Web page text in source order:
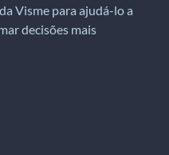
Visme para ajudá-lo a
decisões mais